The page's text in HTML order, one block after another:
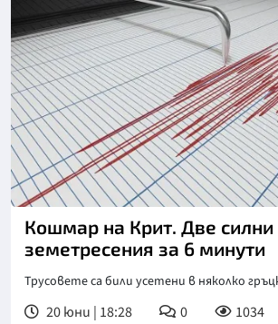
Кошмар на Крит. Две силни
земетресения за 6 минути
Трусовете са били усетени в няколко
20 юни | 18:28 0 1034